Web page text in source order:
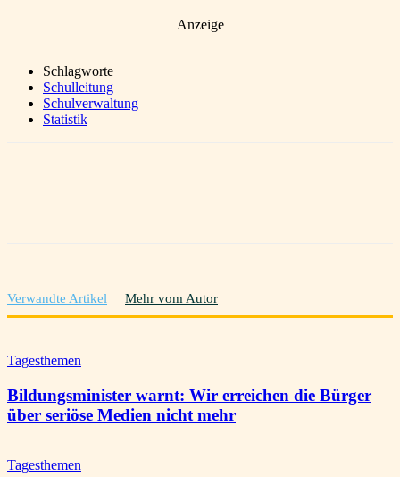
Anzeige
Schlagworte
Schulleitung
Schulverwaltung
Statistik
Verwandte Artikel Mehr vom Autor
Tagesthemen
Bildungsminister warnt: Wir erreichen die Bürger
über seriöse Medien nicht mehr
Tagesthemen